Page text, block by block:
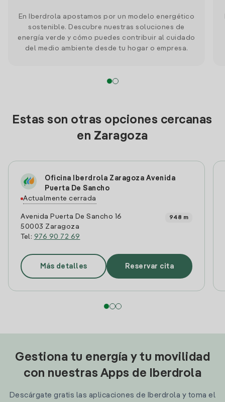
En Iberdrola apostamos por un modelo energético
sostenible. Descubre nuestras soluciones de
energía verde y cómo puedes contribuir al cuidado
del medio ambiente desde tu hogar o empresa.
Estas son otras opciones cercanas
en Zaragoza
Oficina Iberdrola Zaragoza Avenida
Puerta De Sancho
Actualmente cerrada
Avenida Puerta De Sancho 16
50003 Zaragoza
Tel: 976 90 72 69
948 m
Más detalles Reservar cita
Gestiona tu energía y tu movilidad
con nuestras Apps de Iberdrola
Descárgate gratis las aplicaciones de Iberdrola y toma el